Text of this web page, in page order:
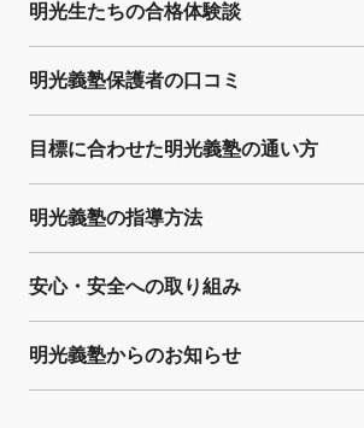
明光生たちの合格体験談
明光義塾保護者の口コミ
目標に合わせた明光義塾の通い方
明光義塾の指導方法
安心・安全への取り組み
明光義塾からのお知らせ